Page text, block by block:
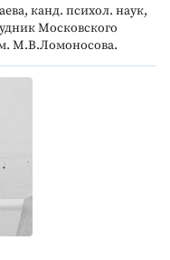
канд. психол. наук,
Московского
М.В.Ломоносова.